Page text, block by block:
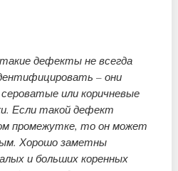
дефекты не всегда
– они
или коричневые
Если такой дефект
промежутке, то он может
Хорошо заметны
и больших коренных